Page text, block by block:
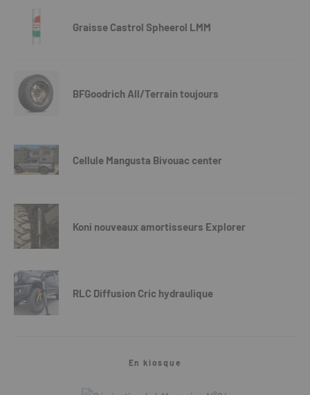
Graisse Castrol Spheerol LMM
BFGoodrich All/Terrain toujours
Cellule Mangusta Bivouac center
Koni nouveaux amortisseurs Explorer
RLC Diffusion Cric hydraulique
En kiosque